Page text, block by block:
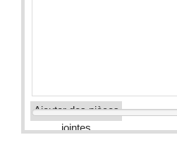
Ajouter des pièces
jointes